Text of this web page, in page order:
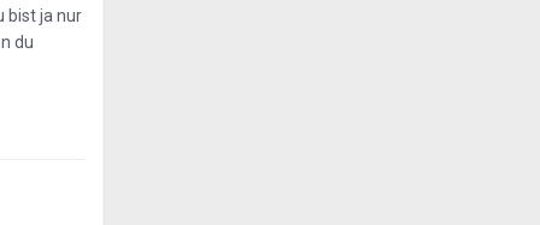
bist ja nur
du